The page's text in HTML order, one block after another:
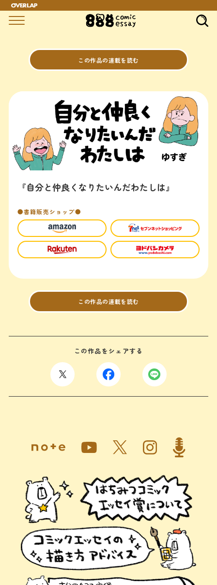
この作品の連載を読む
『自分と仲良くなりたいんだわたしは』
●書籍販売ショップ●
この作品の連載を読む
この作品をシェアする